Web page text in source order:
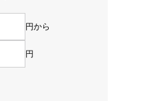
円から
円